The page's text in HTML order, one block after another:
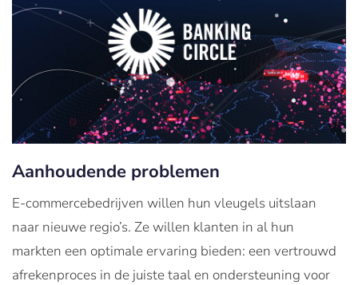
Aanhoudende problemen
E-commercebedrijven willen hun vleugels uitslaan
naar nieuwe regio’s. Ze willen klanten in al hun
markten een optimale ervaring bieden: een vertrouwd
afrekenproces in de juiste taal en ondersteuning voor